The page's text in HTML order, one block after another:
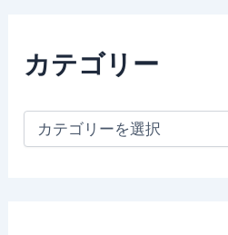
カテゴリー